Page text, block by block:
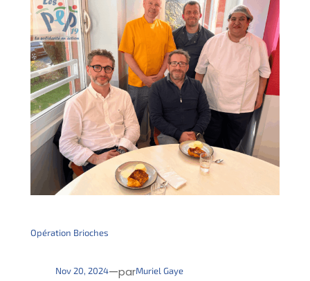
Opération Brioches
Nov 20, 2024—parMuriel Gaye